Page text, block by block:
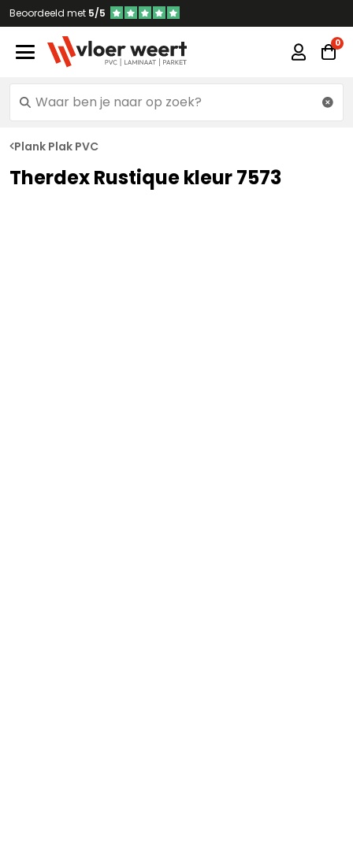
Beoordeeld met 5/5
Plank Plak PVC
Therdex Rustique kleur 7573